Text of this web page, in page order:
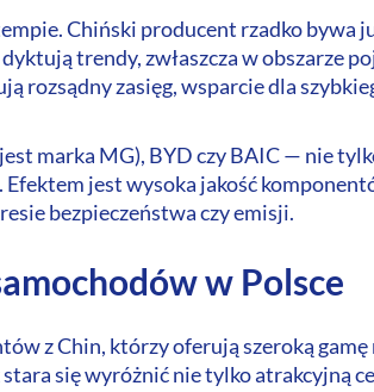
Chiński producent rzadko bywa
trendy, zwłaszcza w obszarze
rozsądny zasięg, wsparcie dla
marka MG), BYD czy BAIC — nie
jest wysoka jakość
bezpieczeństwa czy emisji.
w Polsce
z Chin, którzy oferują szeroką
się wyróżnić nie tylko atrakcyjną